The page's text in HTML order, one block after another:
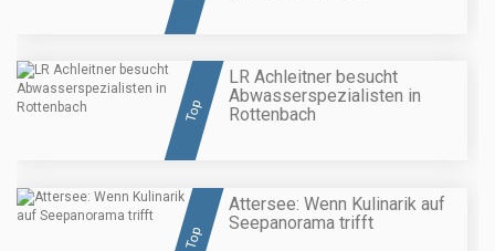
Top
LR Achleitner besucht
Abwasserspezialisten in
Rottenbach
Top
Attersee: Wenn Kulinarik auf
Seepanorama trifft